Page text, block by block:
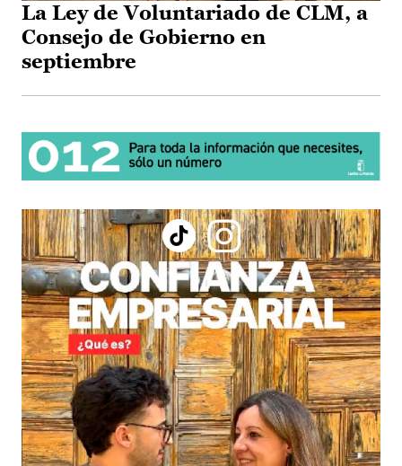
La Ley de Voluntariado de CLM, a
Consejo de Gobierno en
septiembre